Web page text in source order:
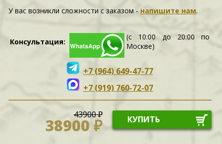
У вас возникли сложности c заказом - напишите нам.
Консультация:
(с 10:00 до 20:00 по
Москве)
+7 (964) 649-47-77
+7 (919) 760-72-07
43900 ₽
38900 ₽ КУПИТЬ